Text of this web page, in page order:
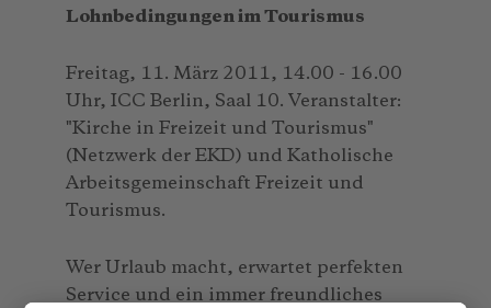
Lohnbedingungen im Tourismus
Freitag, 11. März 2011, 14.00 - 16.00
Uhr, ICC Berlin, Saal 10. Veranstalter:
"Kirche in Freizeit und Tourismus"
(Netzwerk der EKD) und Katholische
Arbeitsgemeinschaft Freizeit und
Tourismus.
Wer Urlaub macht, erwartet perfekten
Service und ein immer freundliches